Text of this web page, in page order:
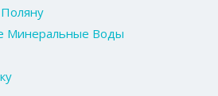
Минеральные Воды